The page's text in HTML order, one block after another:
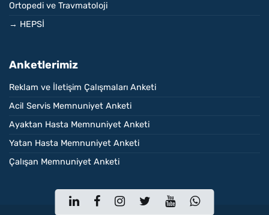
Ortopedi ve Travmatoloji
→ HEPSİ
Anketlerimiz
Reklam ve İletişim Çalışmaları Anketi
Acil Servis Memnuniyet Anketi
Ayaktan Hasta Memnuniyet Anketi
Yatan Hasta Memnuniyet Anketi
Çalışan Memnuniyet Anketi